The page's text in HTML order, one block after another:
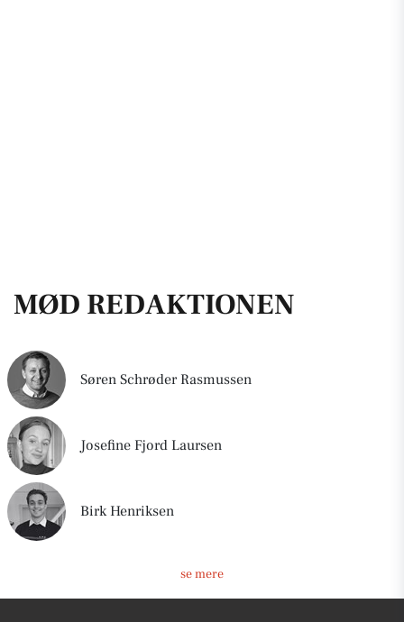
MØD REDAKTIONEN
Søren Schrøder Rasmussen
Josefine Fjord Laursen
Birk Henriksen
se mere